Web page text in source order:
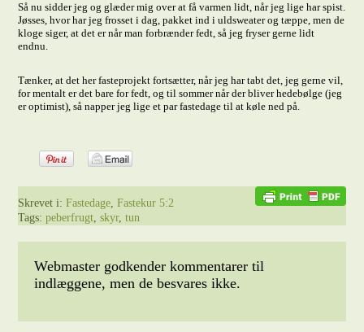
Så nu sidder jeg og glæder mig over at få varmen lidt, når jeg lige har spist.
Jøsses, hvor har jeg frosset i dag, pakket ind i uldsweater og tæppe, men de
kloge siger, at det er når man forbrænder fedt, så jeg fryser gerne lidt
endnu.
Tænker, at det her fasteprojekt fortsætter, når jeg har tabt det, jeg gerne vil,
for mentalt er det bare for fedt, og til sommer når der bliver hedebølge (jeg
er optimist), så napper jeg lige et par fastedage til at køle ned på.
Skrevet i:Fastedage,Fastekur 5:2
Tags:peberfrugt,skyr,tun
Webmaster godkender kommentarer til
indlæggene, men de besvares ikke.